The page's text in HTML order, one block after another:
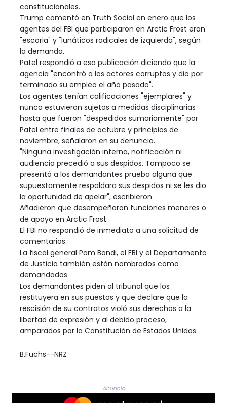
constitucionales.
Trump comentó en Truth Social en enero que los
agentes del FBI que participaron en Arctic Frost eran
"escoria" y "lunáticos radicales de izquierda", según
la demanda.
Patel respondió a esa publicación diciendo que la
agencia "encontró a los actores corruptos y dio por
terminado su empleo el año pasado".
Los agentes tenían calificaciones "ejemplares" y
nunca estuvieron sujetos a medidas disciplinarias
hasta que fueron "despedidos sumariamente" por
Patel entre finales de octubre y principios de
noviembre, señalaron en su denuncia.
"Ninguna investigación interna, notificación ni
audiencia precedió a sus despidos. Tampoco se
presentó a los demandantes prueba alguna que
supuestamente respaldara sus despidos ni se les dio
la oportunidad de apelar", escribieron.
Añadieron que desempeñaron funciones menores o
de apoyo en Arctic Frost.
El FBI no respondió de inmediato a una solicitud de
comentarios.
La fiscal general Pam Bondi, el FBI y el Departamento
de Justicia también están nombrados como
demandados.
Los demandantes piden al tribunal que los
restituyera en sus puestos y que declare que la
rescisión de su contratos violó sus derechos a la
libertad de expresión y al debido proceso,
amparados por la Constitución de Estados Unidos.
B.Fuchs--NRZ
Anuncio